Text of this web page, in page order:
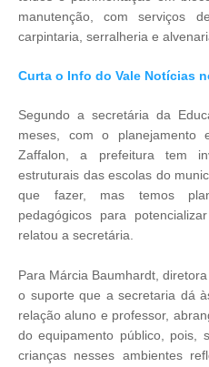
manutenção, com serviços
carpintaria, serralheria e
Curta o Info do Vale Notícias
Segundo a secretária da
meses, com o planejamento
Zaffalon, a prefeitura tem
estruturais das escolas do
que fazer, mas temos
pedagógicos para
relatou a secretária.
Para Márcia Baumhardt,
o suporte que a secretaria dá
relação aluno e professor,
do equipamento público, pois,
crianças nesses ambientes